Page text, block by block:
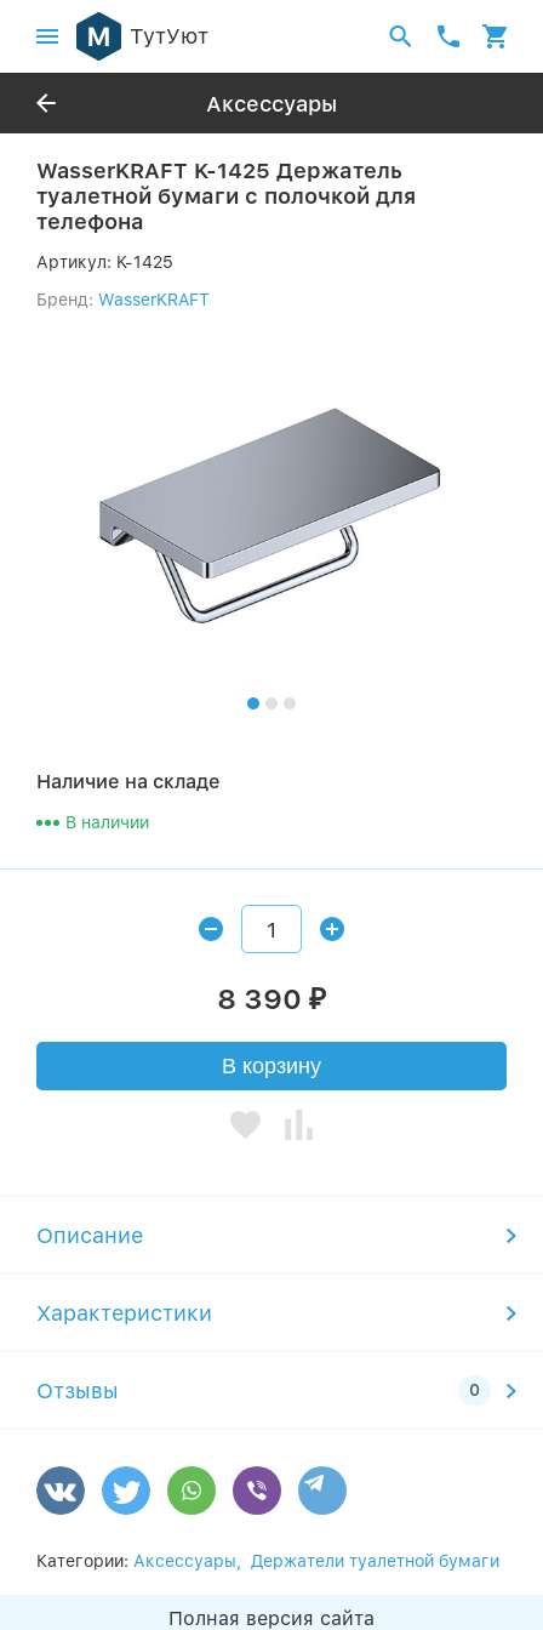
ТутУют
Аксессуары
WasserKRAFT K-1425 Держатель
туалетной бумаги с полочкой для
телефона
Артикул: K-1425
Бренд: WasserKRAFT
Наличие на складе
В наличии
8 390 ₽
В корзину
Описание
Характеристики
Отзывы
Категории: Аксессуары, Держатели туалетной бумаги
Полная версия сайта